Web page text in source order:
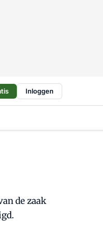
Inloggen
de zaak